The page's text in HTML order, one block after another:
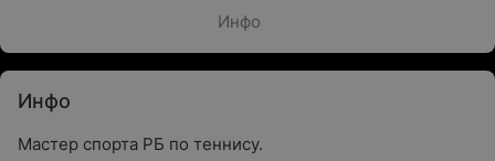
Инфо
Инфо
Мастер спорта РБ по теннису.